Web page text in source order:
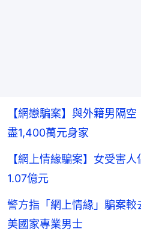
【網戀騙案】與外籍男隔
盡1,400萬元身家
【網上情緣騙案】女受
1.07億元
警方指「網上情緣」騙案
美國家專業男士